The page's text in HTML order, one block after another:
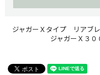
ジャガーＸタイプ リアブ
ジャガーＸ３